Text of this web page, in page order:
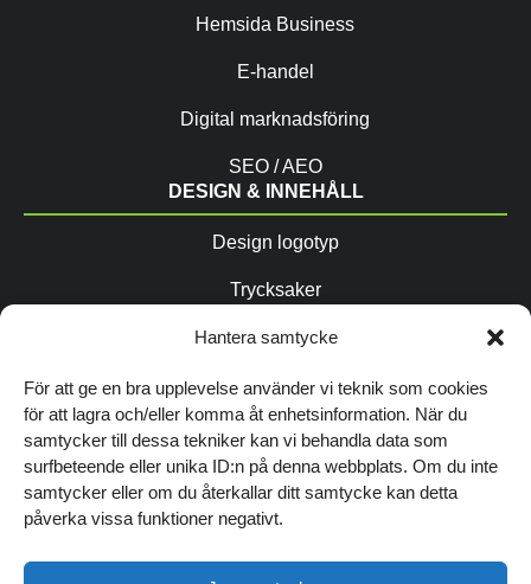
Hantera samtycke
För att ge en bra upplevelse använder vi teknik som cookies
för att lagra och/eller komma åt enhetsinformation. När du
samtycker till dessa tekniker kan vi behandla data som
surfbeteende eller unika ID:n på denna webbplats. Om du inte
samtycker eller om du återkallar ditt samtycke kan detta
påverka vissa funktioner negativt.
Hemsida Business
E-handel
Digital marknadsföring
SEO / AEO
DESIGN & INNEHÅLL
Design logotyp
Trycksaker
Copytexter / AIO
Fotografering
Grafisk profil
FÖLJ OSS